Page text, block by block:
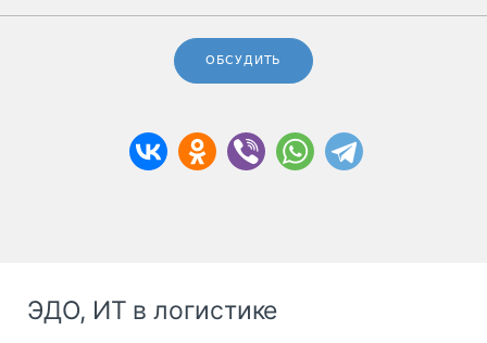
ОБСУДИТЬ
ЭДО, ИТ в логистике